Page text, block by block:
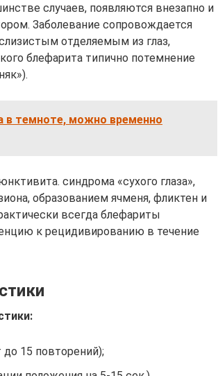
случаев, появляются внезапно и
Заболевание сопровождается
отделяемым из глаз,
блефарита типично потемнение
в темноте, можно временно
синдрома «сухого глаза»,
образованием ячменя, фликтен и
всегда блефариты
к рецидивированию в течение
15 повторений);